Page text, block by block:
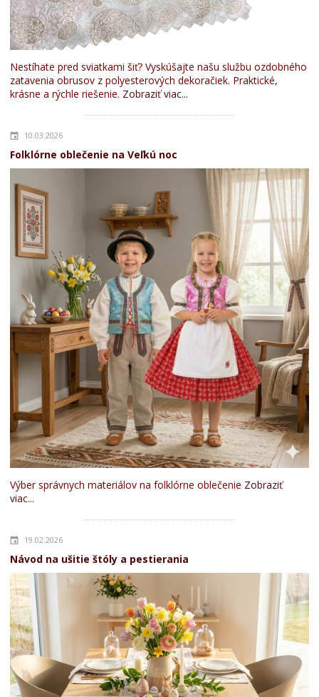
Nestíhate pred sviatkami šiť? Vyskúšajte našu službu ozdobného
zatavenia obrusov z polyesterových dekoračiek. Praktické,
krásne a rýchle riešenie. Zobraziť viac...
10.03.2026
Folklórne oblečenie na Veľkú noc
Výber správnych materiálov na folklórne oblečenie Zobraziť
viac...
19.02.2026
Návod na ušitie štóly a pestierania